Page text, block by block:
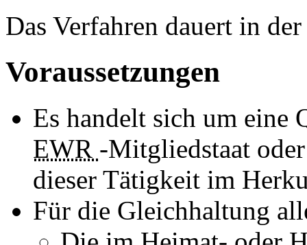
Das Verfahren dauert in
Voraussetzungen
Es handelt sich um
EWR -Mitgliedstaat
dieser Tätigkeit im
Für die Gleichhaltung